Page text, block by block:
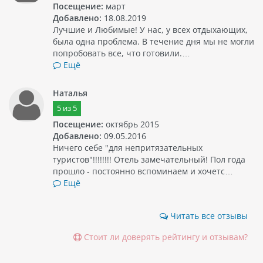
Посещение: март
Добавлено: 18.08.2019
Лучшие и Любимые! У нас, у всех отдыхающих,
была одна проблема. В течение дня мы не могли
попробовать все, что готовили.…
Ещё
Наталья
5из 5
Посещение: октябрь 2015
Добавлено: 09.05.2016
Ничего себе "для непритязательных
туристов"!!!!!!!! Отель замечательный! Пол года
прошло - постоянно вспоминаем и хочетс…
Ещё
Читать все отзывы
Стоит ли доверять рейтингу и отзывам?